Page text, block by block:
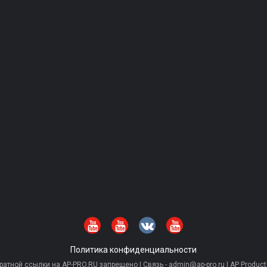
Политика конфиденциальности
ссылки на AP-PRO.RU запрещено | Связь - admin@ap-pro.ru | AP